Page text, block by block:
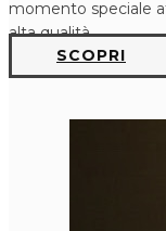
momento speciale
alta qualità.
SCOPRI